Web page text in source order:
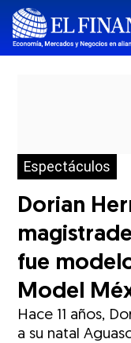
Espectáculos
Dorian
fue
Model
Hace 11 años,
a su natal